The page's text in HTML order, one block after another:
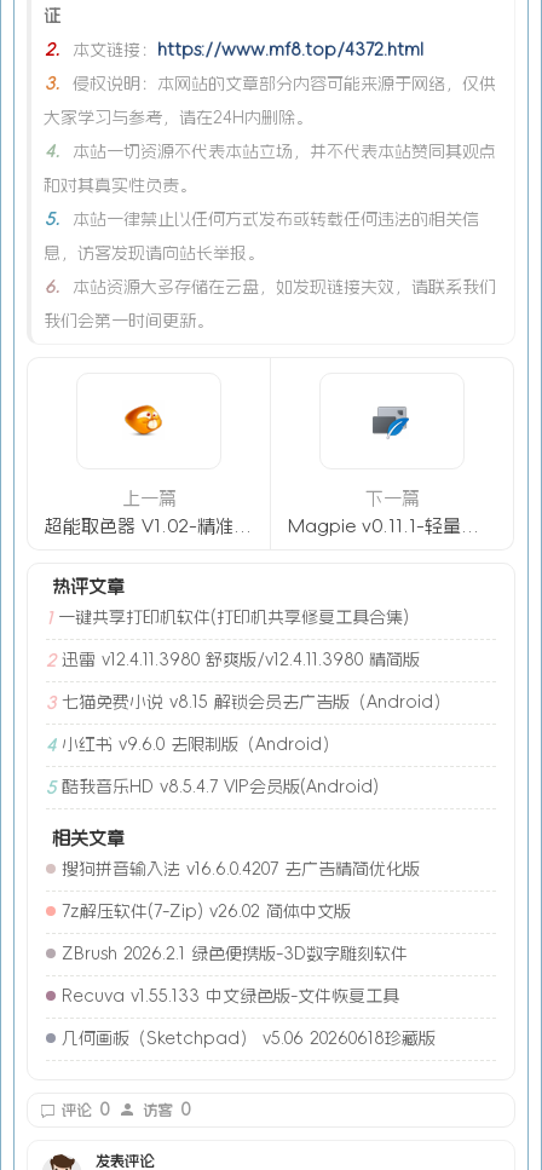
证
2.
本文链接：
https://www.mf8.top/4372.html
3.
侵权说明：本网站的文章部分内容可能来源于网络，仅供
大家学习与参考，请在24H内删除。
4.
本站一切资源不代表本站立场，并不代表本站赞同其观点
和对其真实性负责。
5.
本站一律禁止以任何方式发布或转载任何违法的相关信
息，访客发现请向站长举报。
6.
本站资源大多存储在云盘，如发现链接失效，请联系我们
我们会第一时间更新。
上一篇
下一篇
热评文章
1 一键共享打印机软件(打印机共享修复工具合集)
2 迅雷 v12.4.11.3980 舒爽版/v12.4.11.3980 精简版
3 七猫免费小说 v8.15 解锁会员去广告版（Android）
4 小红书 v9.6.0 去限制版（Android）
5 酷我音乐HD v8.5.4.7 VIP会员版(Android)
相关文章
搜狗拼音输入法 v16.6.0.4207 去广告精简优化版
7z解压软件(7-Zip) v26.02 简体中文版
ZBrush 2026.2.1 绿色便携版-3D数字雕刻软件
Recuva v1.55.133 中文绿色版-文件恢复工具
几何画板（Sketchpad） v5.06 20260618珍藏版
评论 0 访客 0
发表评论